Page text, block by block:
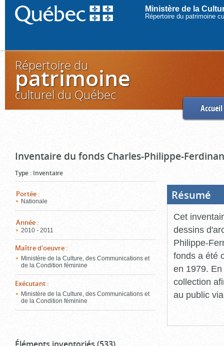
Ministère de la
Répertoire du patrimoine
Répertoire du
patrimoine
culturel du Québec
Accueil
Inventaire du fonds Charles-Philippe-
Type : Inventaire
Portée :
Nationale
Année :
2010 - 2011
Maître d'oeuvre :
Ministère de la Culture, des Communications et
de la Condition féminine
Exécutant :
Ministère de la Culture, des Communications et
de la Condition féminine
Résumé
Cet
dessins
Philippe-
fonds a été
en 1979.
collection
au public